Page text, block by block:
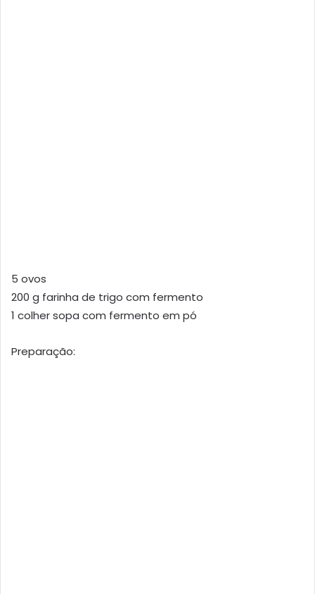
5 ovos
200 g farinha de trigo com fermento
1 colher sopa com fermento em pó
Preparação: